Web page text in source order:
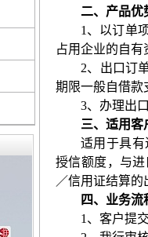
二、产品优
1 、以订单
占用企业的自有
2、出口订
期限一般自借款
3、办理出
三、适用客
适用于具
授信额度，与
／信用证结算的
四、业务流
1 、客户提